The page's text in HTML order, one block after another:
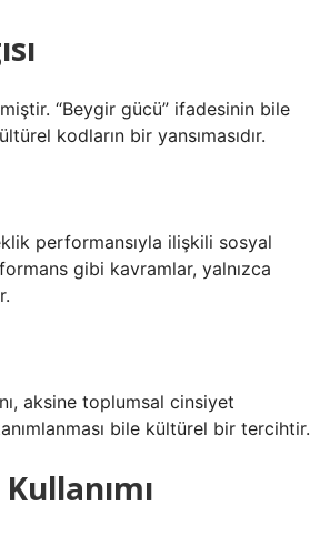
“Beygir gücü” ifadesinin bile
kodların bir yansımasıdır.
performansıyla ilişkili sosyal
gibi kavramlar, yalnızca
aksine toplumsal cinsiyet
bile kültürel bir tercihtir.